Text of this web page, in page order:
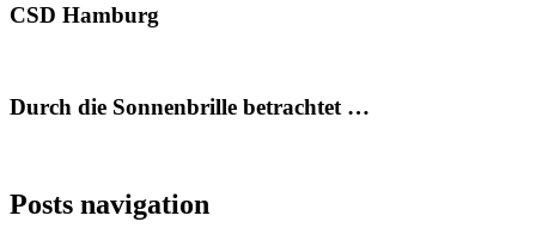
CSD Hamburg
Durch die Sonnenbrille betrachtet …
Posts navigation